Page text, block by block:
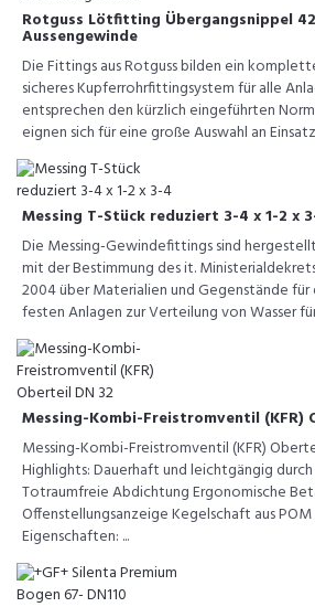
Rotguss Lötfitting Übergangsnippel
Aussengewinde
Die Fittings aus Rotguss bilden ein
sicheres Kupferrohrfittingsystem für alle
entsprechen den kürzlich eingeführten
eignen sich für eine große Auswahl an
Messing T-Stück reduziert 3-4 x 1-2 x
Die Messing-Gewindefittings sind
mit der Bestimmung des it. Ministerialdekrets
2004 über Materialien und Gegenstände
festen Anlagen zur Verteilung von Wasser
Messing-Kombi-Freistromventil (KFR)
Messing-Kombi-Freistromventil (KFR)
Highlights: Dauerhaft und leichtgängig
Totraumfreie Abdichtung Ergonomische
Offenstellungsanzeige Kegelschaft aus
Eigenschaften: ...